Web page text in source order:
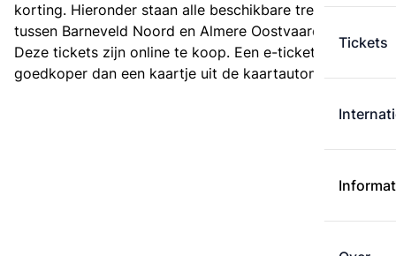
Tickets
korting. Hieronder staan alle beschikbare treintickets
tussen Barneveld Noord en Almere Oostvaarders.
Deze tickets zijn online te koop. Een e-ticket is altijd
goedkoper dan een kaartje uit de kaartautomaat.